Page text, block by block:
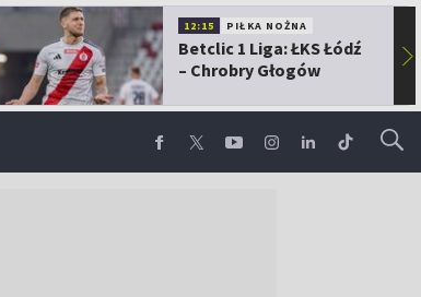
12:15 PIŁKA NOŻNA
Betclic 1 Liga: ŁKS Łódź
– Chrobry Głogów
▶